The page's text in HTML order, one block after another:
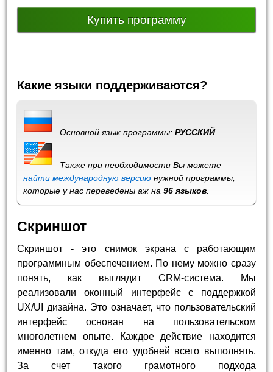
Купить программу
Какие языки поддерживаются?
Основной язык программы:РУССКИЙ
Также при необходимости Вы можете
найти международную версию нужной программы,
которые у нас переведены аж на96 языков
Скриншот
Скриншот - это снимок экрана с работающим
программным обеспечением. По нему можно сразу
понять, как выглядит CRM-система. Мы
реализовали оконный интерфейс с поддержкой
UX/UI дизайна. Это означает, что пользовательский
интерфейс основан на пользовательском
многолетнем опыте. Каждое действие находится
именно там, откуда его удобней всего выполнять.
За счет такого грамотного подхода